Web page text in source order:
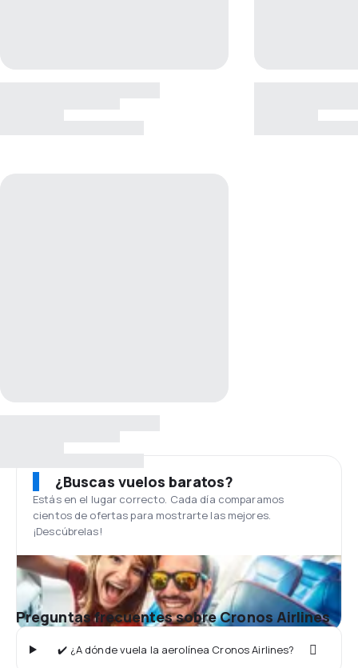
¿Buscas vuelos baratos?
Estás en el lugar correcto. Cada día comparamos
cientos de ofertas para mostrarte las mejores.
¡Descúbrelas!
Preguntas frecuentes sobre Cronos Airlines
✔️ ¿A dónde vuela la aerolínea Cronos Airlines?